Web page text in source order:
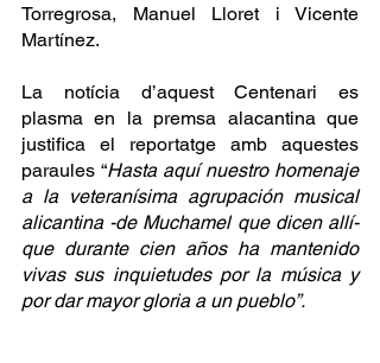
Torregrosa, Manuel Lloret i Vicente
Martínez.
La notícia d’aquest Centenari es
plasma en la premsa alacantina que
justifica el reportatge amb aquestes
paraules “Hasta aquí nuestro homenaje
a la veteranísima agrupación musical
alicantina -de Muchamel que dicen allí-
que durante cien años ha mantenido
vivas sus inquietudes por la música y
por dar mayor gloria a un pueblo”.